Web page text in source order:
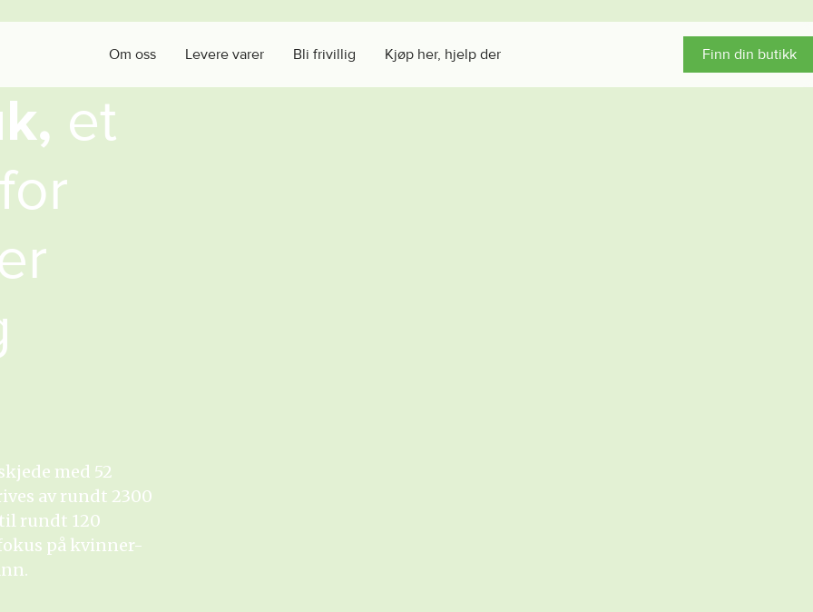
Om oss Levere varer Bli frivillig Kjøp her, hjelp der Finn din butikk
k, et
for
r
med 52
av rundt 2300
rundt 120
på kvinner-